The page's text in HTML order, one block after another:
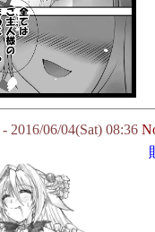
- 2016/06/04(Sat) 08:36